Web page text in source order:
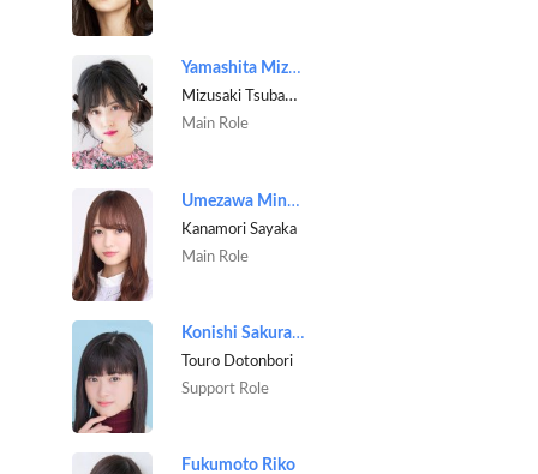
Yamashita Mizuki
Mizusaki Tsubame
Main Role
Umezawa Minami
Kanamori Sayaka
Main Role
Konishi Sakurako
Touro Dotonbori
Support Role
Fukumoto Riko